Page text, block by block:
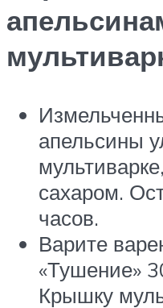
апельсины
сахаром.
часов.
Варите
«Тушение»
Крышку